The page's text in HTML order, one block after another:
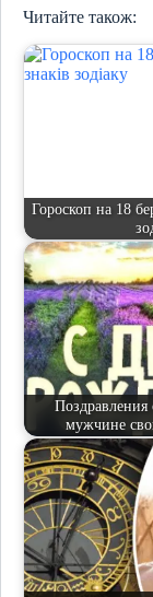
Читайте також:
Гороскоп на 18
мужчине